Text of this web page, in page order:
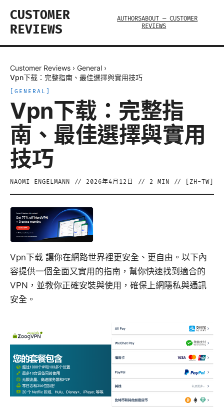
CUSTOMER
REVIEWS
AUTHORSABOUT — CUSTOMER
REVIEWS
Customer Reviews › General ›
Vpn下载：完整指南、最佳選擇與實用技巧
GENERAL
Vpn下载：完整指
南、最佳選擇與實用
技巧
NAOMI ENGELMANN // 2026年4月12日 // 2 MIN // [ ZH-TW
Vpn下载 讓你在網路世界裡更安全、更自由。以下內
容提供一個全面又實用的指南，幫你快速找到適合的
VPN，並教你正確安裝與使用，確保上網隱私與通訊
安全。